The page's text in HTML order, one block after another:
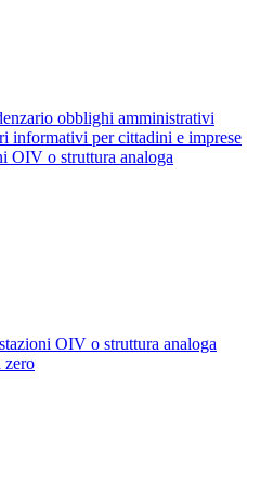
obblighi amministrativi
informativi per cittadini e imprese
OIV o struttura analoga
OIV o struttura analoga
zero